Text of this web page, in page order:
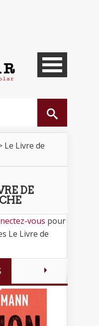
Le Livre de
DE
vous pour
Le Livre de